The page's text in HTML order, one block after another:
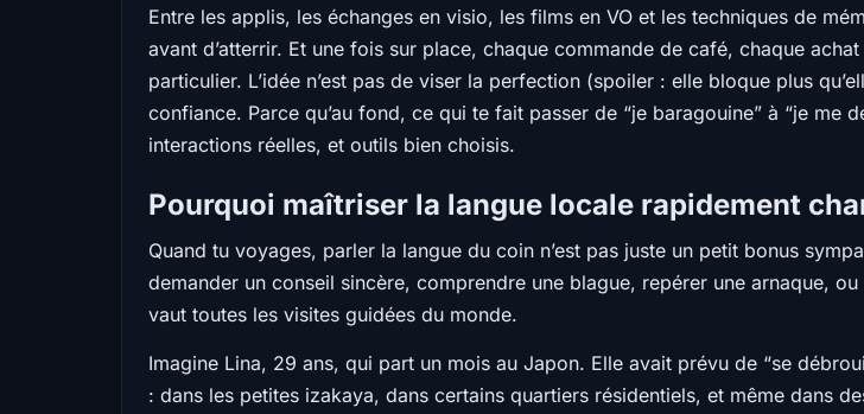
Entre les applis, les échanges en visio, les films en VO et les techniques de
avant d’atterrir. Et une fois sur place, chaque commande de café, chaque
particulier. L’idée n’est pas de viser la perfection (spoiler : elle bloque plus
confiance. Parce qu’au fond, ce qui te fait passer de “je baragouine” à “je me
interactions réelles, et outils bien choisis.
Pourquoi maîtriser la langue locale rapidement
Quand tu voyages, parler la langue du coin n’est pas juste un petit bonus
demander un conseil sincère, comprendre une blague, repérer une arnaque,
vaut toutes les visites guidées du monde.
Imagine Lina, 29 ans, qui part un mois au Japon. Elle avait prévu de “se
: dans les petites izakaya, dans certains quartiers résidentiels, et même dans